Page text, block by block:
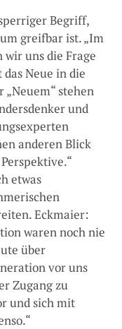
Begriff,
greifbar ist. „Im
uns die Frage
Neue in die
„Neuem“ stehen
und
anderen Blick
etwas
Eckmaier:
waren noch nie
über
vor uns
Zugang zu
und sich mit